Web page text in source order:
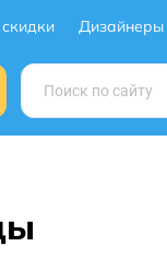
Дизайнеры